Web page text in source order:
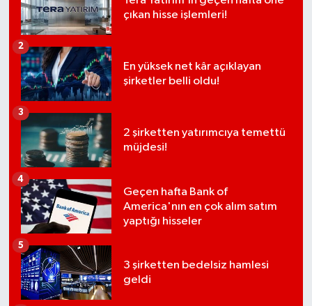
çıkan hisse işlemleri!
En yüksek net kâr açıklayan
şirketler belli oldu!
2
2 şirketten yatırımcıya temettü
müjdesi!
3
Geçen hafta Bank of
America'nın en çok alım satım
yaptığı hisseler
4
3 şirketten bedelsiz hamlesi
geldi
5